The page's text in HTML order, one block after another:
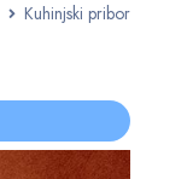
Kuhinjski pribor